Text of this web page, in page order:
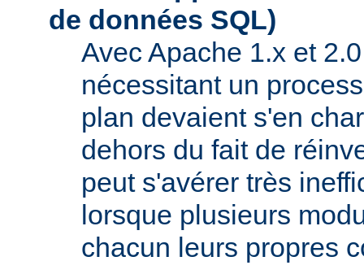
de données SQL)
Avec Apache 1.x et
nécessitant un
plan devaient s'en
dehors du fait de
peut s'avérer très
lorsque plusieurs
chacun leurs propres